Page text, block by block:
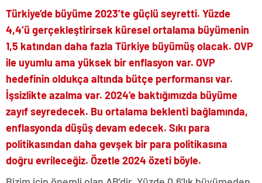
Türkiye’de büyüme 2023’te güçlü seyretti. Yüzde
4,4’ü gerçekleştirirsek küresel ortalama büyümenin
1,5 katından daha fazla Türkiye büyümüş olacak. OVP
ile uyumlu ama yüksek bir enflasyon var. OVP
hedefinin oldukça altında bütçe performansı var.
İşsizlikte azalma var. 2024’e baktığımızda büyüme
zayıf seyredecek. Bu ortalama beklenti bağlamında,
enflasyonda düşüş devam edecek. Sıkı para
politikasından daha gevşek bir para politikasına
doğru evrileceğiz. Özetle 2024 özeti böyle.